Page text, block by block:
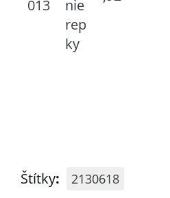
013
nie
rep
ky
Štítky: 2130618